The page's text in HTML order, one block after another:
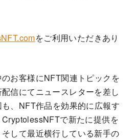
をご利用いただきあり
お客様にNFT関連トピックを
信にてニュースレターを差し
、NFT作品を効果的に広報す
で新たに提供を
して最近横行している新手の